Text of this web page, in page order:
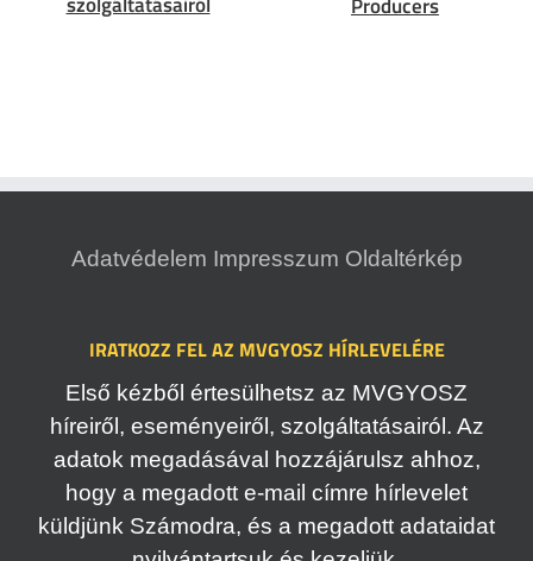
Adatvédelem Impresszum Oldaltérkép
IRATKOZZ FEL AZ MVGYOSZ HÍRLEVELÉRE
Első kézből értesülhetsz az MVGYOSZ
híreiről, eseményeiről, szolgáltatásairól. Az
adatok megadásával hozzájárulsz ahhoz,
hogy a megadott e-mail címre hírlevelet
küldjünk Számodra, és a megadott adataidat